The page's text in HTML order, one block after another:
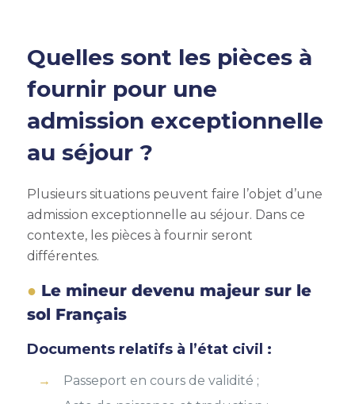
Quelles sont les pièces à
fournir pour une
admission exceptionnelle
au séjour ?
Plusieurs situations peuvent faire l’objet d’une
admission exceptionnelle au séjour. Dans ce
contexte, les pièces à fournir seront
différentes.
Le mineur devenu majeur sur le
sol Français
Documents relatifs à l’état civil :
Passeport en cours de validité ;